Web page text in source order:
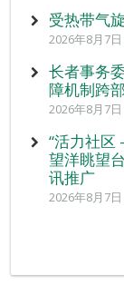
受热带气
2026年8月7
长者事务
障机制跨
2026年8月7日
“活力社区
望洋眺望
讯推广
2026年8月7